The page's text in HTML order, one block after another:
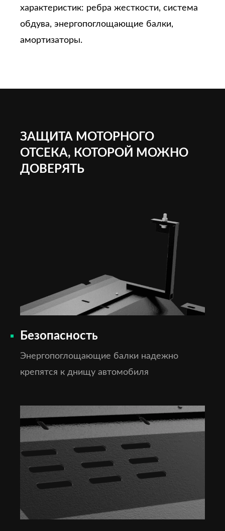
характеристик: ребра жесткости, система
обдува, энергопоглощающие балки,
амортизаторы.
ЗАЩИТА МОТОРНОГО
ОТСЕКА, КОТОРОЙ МОЖНО
ДОВЕРЯТЬ
Безопасность
Энергопоглощающие балки надежно
крепятся к днищу автомобиля